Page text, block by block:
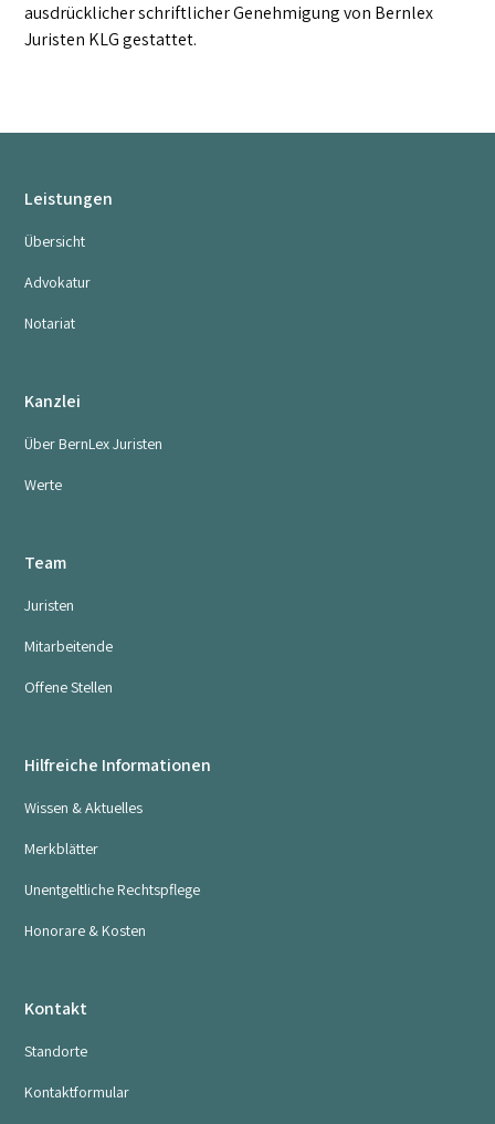
ausdrücklicher schriftlicher Genehmigung von Bernlex
Juristen KLG gestattet.
Leistungen
Übersicht
Advokatur
Notariat
Kanzlei
Über BernLex Juristen
Werte
Team
Juristen
Mitarbeitende
Offene Stellen
Hilfreiche Informationen
Wissen & Aktuelles
Merkblätter
Unentgeltliche Rechtspflege
Honorare & Kosten
Kontakt
Standorte
Kontaktformular